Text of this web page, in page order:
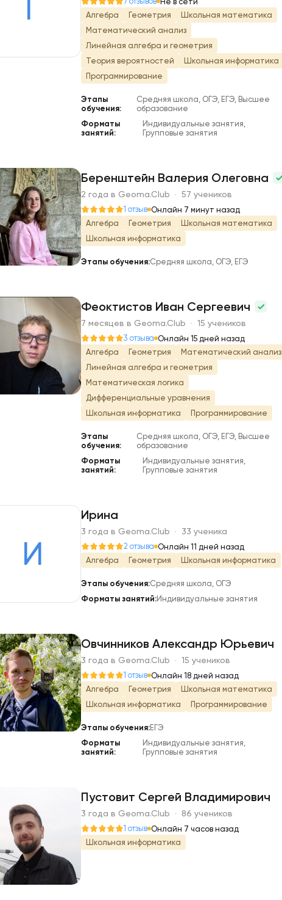
Г
Алгебра
Геометрия
Школьная математика
Математический анализ
Линейная алгебра и геометрия
Теория вероятностей
Школьная информатика
Программирование
Этапы
обучения:
Средняя школа, ОГЭ, ЕГЭ, Высшее
образование
Форматы
занятий:
Индивидуальные занятия,
Групповые занятия
Б
Беренштейн Валерия Олеговна
2 года в Geoma.Club · 57 учеников
1 отзыв Онлайн 7 минут назад
Алгебра
Геометрия
Школьная математика
Школьная информатика
Этапы обучения:Средняя школа, ОГЭ, ЕГЭ
Ф
Феоктистов Иван Сергеевич
7 месяцев в Geoma.Club · 15 учеников
3 отзыва Онлайн 15 дней назад
Алгебра
Геометрия
Математический анализ
Линейная алгебра и геометрия
Математическая логика
Дифференциальные уравнения
Школьная информатика
Программирование
Этапы
обучения:
Средняя школа, ОГЭ, ЕГЭ, Высшее
образование
Форматы
занятий:
Индивидуальные занятия,
Групповые занятия
И
Ирина
3 года в Geoma.Club · 33 ученика
2 отзыва Онлайн 11 дней назад
Алгебра
Геометрия Школьная информатика
Этапы обучения:Средняя школа, ОГЭ
Форматы занятий:Индивидуальные занятия
О
Овчинников Александр Юрьевич
3 года в Geoma.Club · 15 учеников
1 отзыв Онлайн 18 дней назад
Алгебра
Геометрия
Школьная математика
Школьная информатика
Программирование
Этапы обучения:ЕГЭ
Форматы
занятий:
Индивидуальные занятия,
Групповые занятия
П
Пустовит Сергей Владимирович
3 года в Geoma.Club · 86 учеников
1 отзыв Онлайн 7 часов назад
Школьная информатика